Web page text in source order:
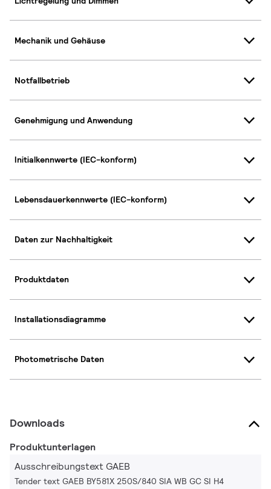
Mechanik und Gehäuse
Notfallbetrieb
Genehmigung und Anwendung
Initialkennwerte (IEC-konform)
Lebensdauerkennwerte (IEC-konform)
Daten zur Nachhaltigkeit
Produktdaten
Installationsdiagramme
Photometrische Daten
Downloads
Produktunterlagen
Ausschreibungstext GAEB
Tender text GAEB BY581X 250S/840 SIA WB GC SI H4